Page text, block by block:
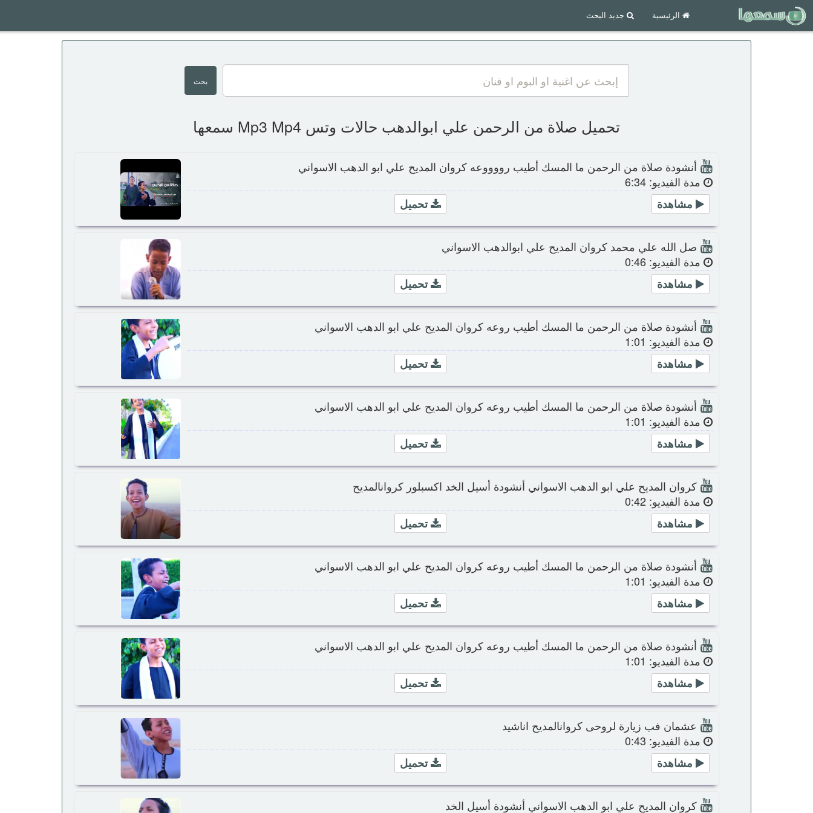
الرئيسية جديد البحث
تحميل صلاة من الرحمن علي ابوالدهب حالات وتس Mp3 Mp4 سمعها
أنشودة صلاة من الرحمن ما المسك أطيب رووووعه كروان المديح علي ابو الدهب الاسواني
مدة الفيديو: 6:34
تحميل
مشاهدة
صل الله علي محمد كروان المديح علي ابوالدهب الاسواني
مدة الفيديو: 0:46
تحميل
مشاهدة
أنشودة صلاة من الرحمن ما المسك أطيب روعه كروان المديح علي ابو الدهب الاسواني
مدة الفيديو: 1:01
تحميل
مشاهدة
أنشودة صلاة من الرحمن ما المسك أطيب روعه كروان المديح علي ابو الدهب الاسواني
مدة الفيديو: 1:01
تحميل
مشاهدة
كروان المديح علي ابو الدهب الاسواني أنشودة أسيل الخد اكسبلور كروانالمديح
مدة الفيديو: 0:42
تحميل
مشاهدة
أنشودة صلاة من الرحمن ما المسك أطيب روعه كروان المديح علي ابو الدهب الاسواني
مدة الفيديو: 1:01
تحميل
مشاهدة
أنشودة صلاة من الرحمن ما المسك أطيب روعه كروان المديح علي ابو الدهب الاسواني
مدة الفيديو: 1:01
تحميل
مشاهدة
عشمان فب زيارة لروحى كروانالمديح اناشيد
مدة الفيديو: 0:43
تحميل
مشاهدة
كروان المديح علي ابو الدهب الاسواني أنشودة أسيل الخد